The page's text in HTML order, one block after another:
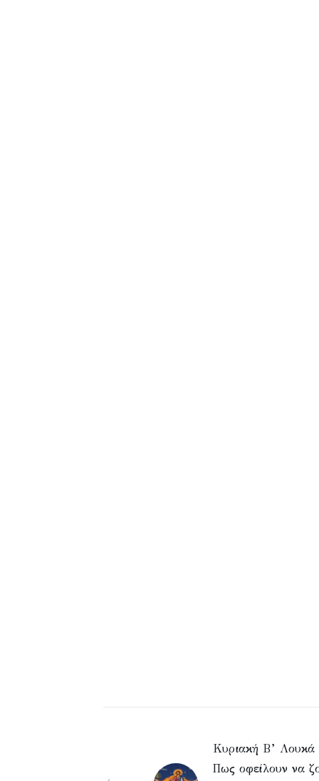
Κυριακή Β’ Λουκά
Πως οφείλουν να